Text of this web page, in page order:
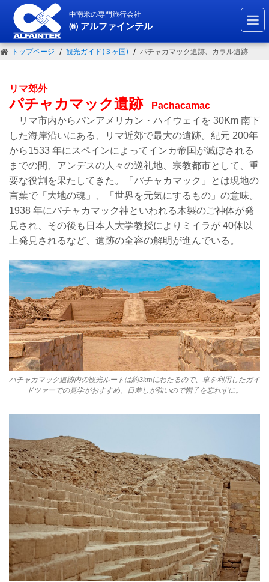
中南米の専門旅行会社
㈱ アルファインテル
トップページ 観光ガイド(３ヶ国) パチャカマック遺跡、カラル遺跡
リマ郊外
パチャカマック遺跡
Pachacamac
リマ市内からパンアメリカン・ハイウェイを 30Km 南下
した海岸沿いにある、リマ近郊で最大の遺跡。紀元 200年
から1533 年にスペインによってインカ帝国が滅ぼされる
までの間、アンデスの人々の巡礼地、宗教都市として、重
要な役割を果たしてきた。「パチャカマック」とは現地の
言葉で「大地の魂」、「世界を元気にするもの」の意味。
1938 年にパチャカマック神といわれる木製のご神体が発
見され、その後も日本人大学教授によりミイラが 40体以
上発見されるなど、遺跡の全容の解明が進んでいる。
パチャカマック遺跡内の観光ルートは約3kmにわたるので、車を利用したガイ
ドツァーでの見学がおすすめ。日差しが強いので帽子を忘れずに。